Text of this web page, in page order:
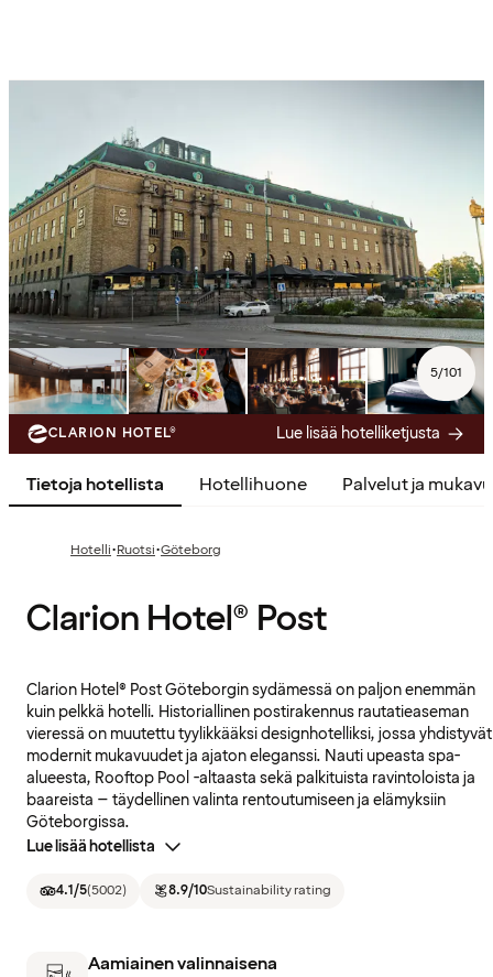
5/101
CLARION HOTEL® Lue lisää hotelliketjusta
Tietoja hotellista Hotellihuone Palvelut ja
Hotelli·Ruotsi·Göteborg
Clarion Hotel® Post
Clarion Hotel® Post Göteborgin sydämessä on paljon enemmän
kuin pelkkä hotelli. Historiallinen postirakennus rautatieaseman
vieressä on muutettu tyylikkääksi designhotelliksi, jossa yhdistyvät
modernit mukavuudet ja ajaton eleganssi. Nauti upeasta spa-
alueesta, Rooftop Pool -altaasta sekä palkituista ravintoloista ja
baareista – täydellinen valinta rentoutumiseen ja elämyksiin
Göteborgissa.
Lue lisää hotellista
4.1/5(5002) 8.9/10Sustainability rating
Aamiainen valinnaisena